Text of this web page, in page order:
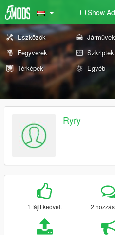
Show
Eszközök Járművek
Fegyverek
Szkriptek
Térképek
Egyéb
Ryry
1 fájlt kedvelt 2